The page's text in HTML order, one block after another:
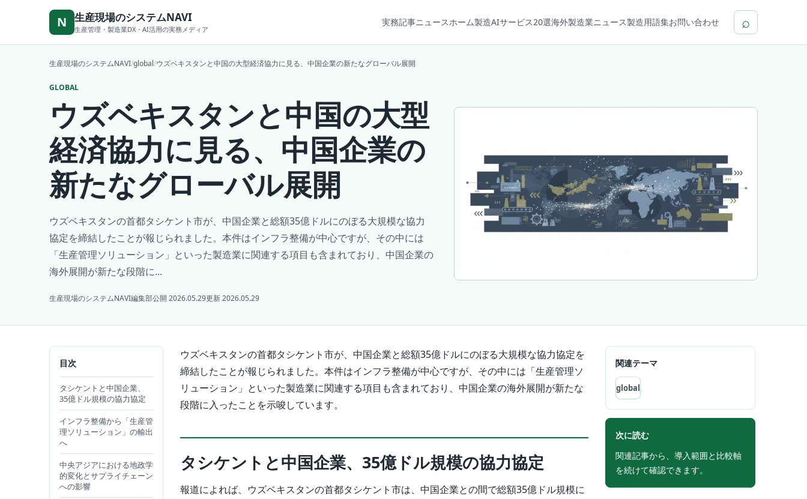
N 生産現場のシステムNAVI
生産管理・製造業DX・AI活用の実務メディア
実務記事ニュースホーム製造AIサービス20選海外製造業ニュース製造用語集お問い合わせ ⌕
生産現場のシステムNAVI/global/ウズベキスタンと中国の大型経済協力に見る、中国企業の新たなグローバル展開
GLOBAL
ウズベキスタンと中国の大型
経済協力に見る、中国企業の
新たなグローバル展開
ウズベキスタンの首都タシケント市が、中国企業と総額35億ドルにのぼる大規模な協力
協定を締結したことが報じられました。本件はインフラ整備が中心ですが、その中には
「生産管理ソリューション」といった製造業に関連する項目も含まれており、中国企業の
海外展開が新たな段階に...
生産現場のシステムNAVI編集部公開 2026.05.29更新 2026.05.29
目次
タシケントと中国企業、
35億ドル規模の協力協定
インフラ整備から「生産管
理ソリューション」の輸出
へ
中央アジアにおける地政学
的変化とサプライチェーン
への影響
ウズベキスタンの首都タシケント市が、中国企業と総額35億ドルにのぼる大規模な協力協定を
締結したことが報じられました。本件はインフラ整備が中心ですが、その中には「生産管理ソ
リューション」といった製造業に関連する項目も含まれており、中国企業の海外展開が新たな
段階に入ったことを示唆しています。
タシケントと中国企業、35億ドル規模の協力協定
報道によれば、ウズベキスタンの首都タシケント市は、中国企業との間で総額35億ドル規模に
関連テーマ
global
次に読む
関連記事から、導入範囲と比較軸
を続けて確認できます。